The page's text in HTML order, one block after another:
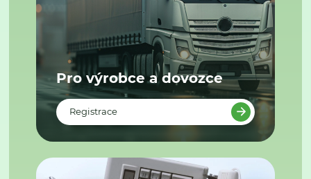
Pro výrobce a dovozce
Registrace